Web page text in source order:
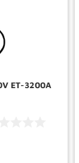
ET-3200A